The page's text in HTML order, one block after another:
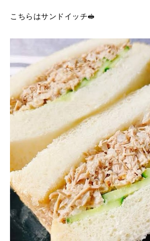
こちらはサンドイッチ🥪